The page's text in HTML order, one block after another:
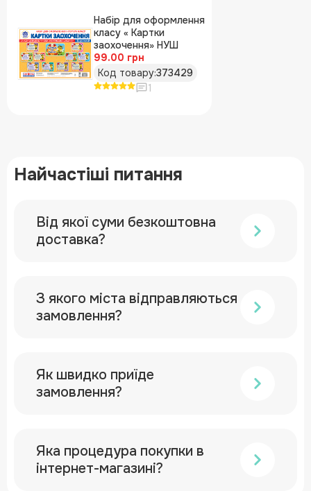
Набір для оформлення
класу « Картки
заохочення» НУШ
99.00 грн
Код товару:373429
1
Найчастіші питання
Від якої суми безкоштовна
доставка?
З якого міста відправляються
замовлення?
Як швидко приїде
замовлення?
Яка процедура покупки в
інтернет-магазині?